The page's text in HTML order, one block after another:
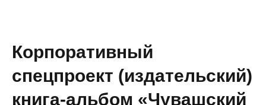
Корпоративный
спецпроект (издательский)
книга-альбом «Чувашский